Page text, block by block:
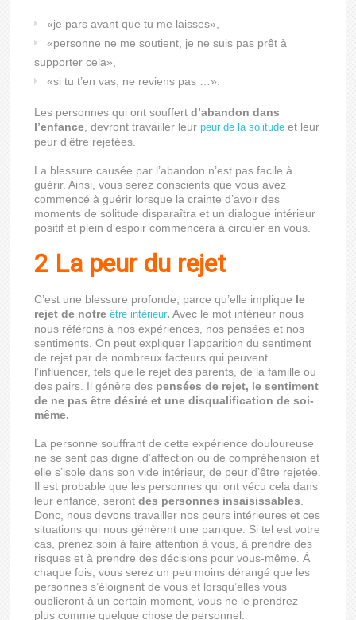
«je pars avant que tu me laisses»,
«personne ne me soutient, je ne suis pas prêt à
supporter cela»,
«si tu t’en vas, ne reviens pas …».
Les personnes qui ont souffertd’abandon dans
l’enfance , devront travailler leurpeur de la solitude et leur
peur d’être rejetées.
La blessure causée par l’abandon n’est pas facile à
guérir. Ainsi, vous serez conscients que vous avez
commencé à guérir lorsque la crainte d’avoir des
moments de solitude disparaîtra et un dialogue intérieur
positif et plein d’espoir commencera à circuler en vous.
2 La peur du rejet
C’est une blessure profonde, parce qu’elle implique le
rejet de notreêtre intérieur. Avec le mot intérieur nous
nous référons à nos expériences, nos pensées et nos
sentiments. On peut expliquer l’apparition du sentiment
de rejet par de nombreux facteurs qui peuvent
l’influencer, tels que le rejet des parents, de la famille ou
des pairs. Il génère des pensées de rejet, le sentiment
de ne pas être désiré et une disqualification de soi-
même.
La personne souffrant de cette expérience douloureuse
ne se sent pas digne d’affection ou de compréhension et
elle s’isole dans son vide intérieur, de peur d’être rejetée.
Il est probable que les personnes qui ont vécu cela dans
leur enfance, serontdes personnes insaisissables
Donc, nous devons travailler nos peurs intérieures et ces
situations qui nous génèrent une panique. Si tel est votre
cas, prenez soin à faire attention à vous, à prendre des
risques et à prendre des décisions pour vous-même. À
chaque fois, vous serez un peu moins dérangé que les
personnes s’éloignent de vous et lorsqu’elles vous
oublieront à un certain moment, vous ne le prendrez
plus comme quelque chose de personnel.